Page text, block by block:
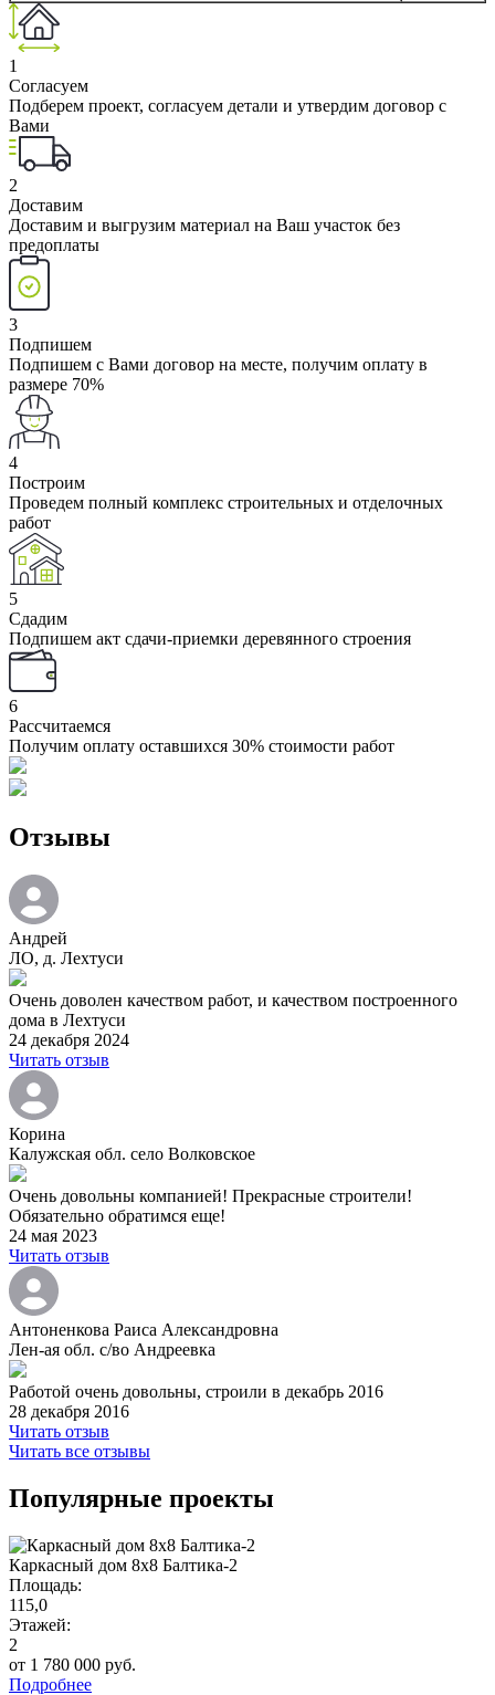
1
Согласуем
Подберем проект, согласуем детали и утвердим договор с
Вами
2
Доставим
Доставим и выгрузим материал на Ваш участок без
предоплаты
3
Подпишем
Подпишем с Вами договор на месте, получим оплату в
размере 70%
4
Построим
Проведем полный комплекс строительных и отделочных
работ
5
Сдадим
Подпишем акт сдачи-приемки деревянного строения
6
Рассчитаемся
Получим оплату оставшихся 30% стоимости работ
Отзывы
Андрей
ЛО, д. Лехтуси
Очень доволен качеством работ, и качеством построенного
дома в Лехтуси
24 декабря 2024
Читать отзыв
Корина
Калужская обл. село Волковское
Очень довольны компанией! Прекрасные строители!
Обязательно обратимся еще!
24 мая 2023
Читать отзыв
Антоненкова Раиса Александровна
Лен-ая обл. с/во Андреевка
Работой очень довольны, строили в декабрь 2016
28 декабря 2016
Читать отзыв
Читать все отзывы
Популярные проекты
Каркасный дом 8х8 Балтика-2
Площадь:
115,0
Этажей:
2
от 1 780 000 руб.
Подробнее